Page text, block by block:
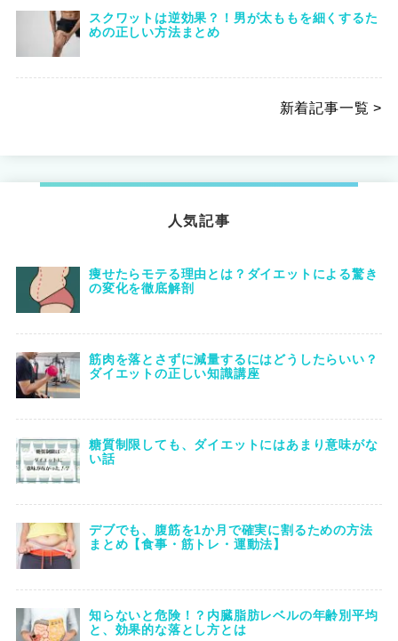
スクワットは逆効果？！男が太ももを細くするた
めの正しい方法まとめ
新着記事一覧 >
人気記事
痩せたらモテる理由とは？ダイエットによる驚き
の変化を徹底解剖
筋肉を落とさずに減量するにはどうしたらいい？
ダイエットの正しい知識講座
糖質制限しても、ダイエットにはあまり意味がな
い話
デブでも、腹筋を1か月で確実に割るための方法
まとめ【食事・筋トレ・運動法】
知らないと危険！？内臓脂肪レベルの年齢別平均
と、効果的な落とし方とは